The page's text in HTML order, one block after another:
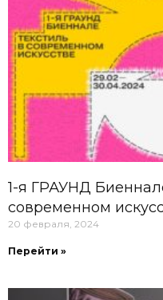
1-я ГРАУНД
современном
20 февраля, 2024
Перейти »